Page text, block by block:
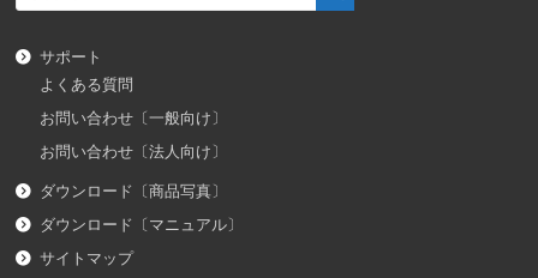
サポート
よくある質問
お問い合わせ〔一般向け〕
お問い合わせ〔法人向け〕
ダウンロード〔商品写真〕
ダウンロード〔マニュアル〕
サイトマップ